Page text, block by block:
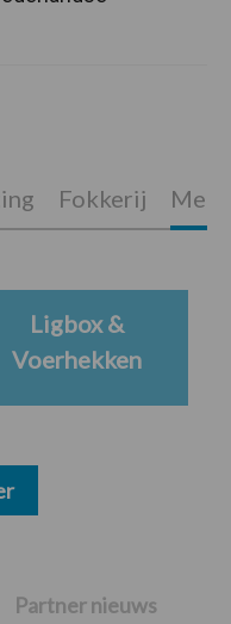
Partner nieuws
Fokkerij
Ligbox &
Voerhekken